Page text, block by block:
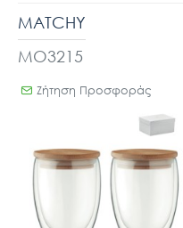
MO3215
MATCHY
Ζήτηση Προσφοράς